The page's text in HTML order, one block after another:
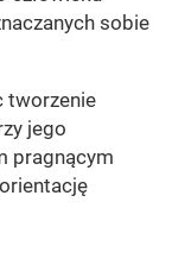
sobie
tworzenie
jego
pragnącym